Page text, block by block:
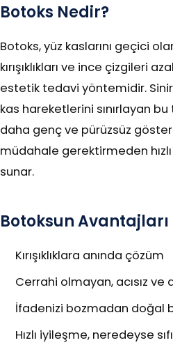
Botoks Nedir?
Botoks, yüz kaslarını geçici
kırışıklıkları ve ince çizgileri
estetik tedavi yöntemidir.
kas hareketlerini sınırlayan bu
daha genç ve pürüzsüz
müdahale gerektirmeden
sunar.
Botoksun
Kırışıklıklara anında çözüm
Cerrahi olmayan, acısız ve
İfadenizi bozmadan doğal
Hızlı iyileşme, neredeyse